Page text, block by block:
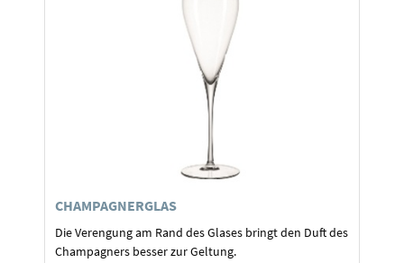
CHAMPAGNERGLAS
Die Verengung am Rand des Glases bringt den Duft des
Champagners besser zur Geltung.